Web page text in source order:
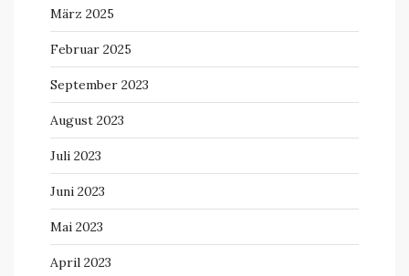
März 2025
Februar 2025
September 2023
August 2023
Juli 2023
Juni 2023
Mai 2023
April 2023